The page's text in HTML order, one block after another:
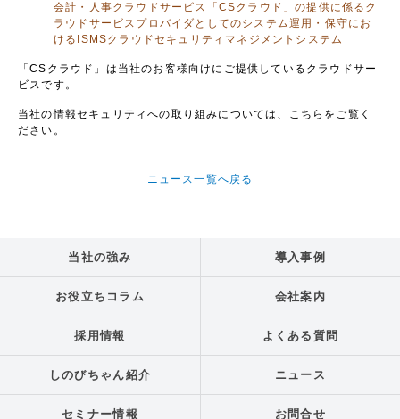
会計・人事クラウドサービス「CSクラウド」の提供に係るク
ラウドサービスプロバイダとしてのシステム運用・保守にお
けるISMSクラウドセキュリティマネジメントシステム
「CSクラウド」は当社のお客様向けにご提供しているクラウドサー
ビスです。
当社の情報セキュリティへの取り組みについては、 こちら をご覧く
ださい。
ニュース一覧へ戻る
当社の強み 導入事例
お役立ちコラム 会社案内
採用情報 よくある質問
しのびちゃん紹介 ニュース
セミナー情報 お問合せ